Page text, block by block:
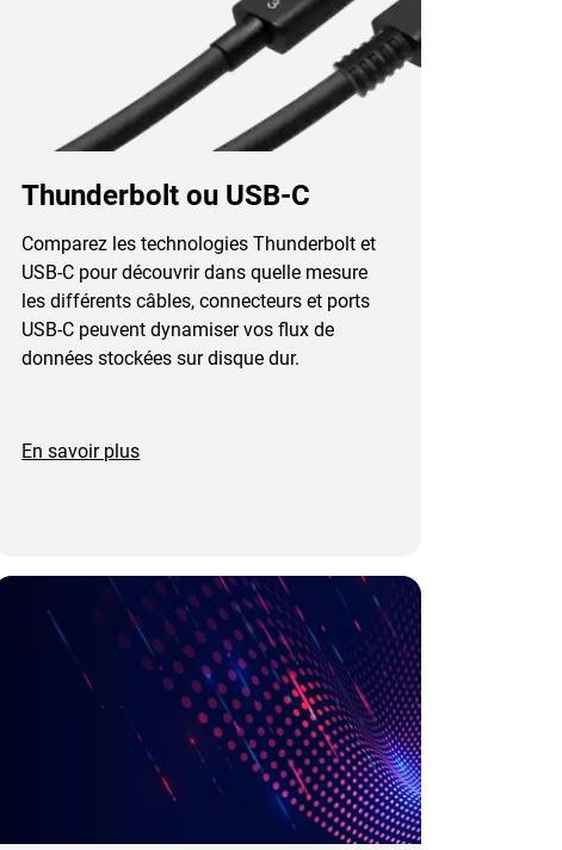
Thunderbolt ou USB-C
Comparez les technologies Thunderbolt et
USB-C pour découvrir dans quelle mesure
les différents câbles, connecteurs et ports
USB-C peuvent dynamiser vos flux de
données stockées sur disque dur.
En savoir plus